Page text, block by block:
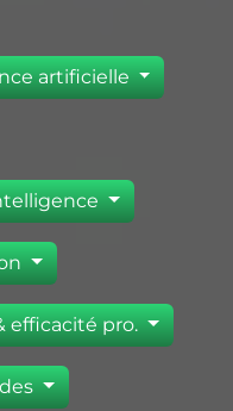
artificielle
efficacité pro.